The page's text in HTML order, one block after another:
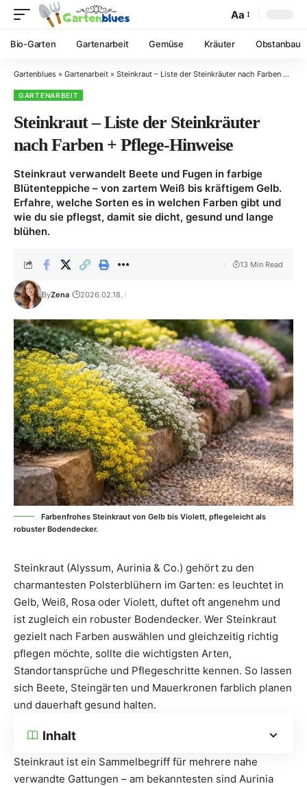
Aa
Bio-Garten Gartenarbeit Gemüse Kräuter Obstanbau
Gartenblues » Gartenarbeit » Steinkraut – Liste der Steinkräuter nach Farben + Pflege-Hinweise
GARTENARBEIT
Steinkraut – Liste der Steinkräuter
nach Farben + Pflege-Hinweise
Steinkraut verwandelt Beete und Fugen in farbige
Blütenteppiche – von zartem Weiß bis kräftigem Gelb.
Erfahre, welche Sorten es in welchen Farben gibt und
wie du sie pflegst, damit sie dicht, gesund und lange
blühen.
ByZena 2026.02.18.
13 Min Read
Farbenfrohes Steinkraut von Gelb bis Violett, pflegeleicht als
robuster Bodendecker.
Steinkraut (Alyssum, Aurinia & Co.) gehört zu den
charmantesten Polsterblühern im Garten: es leuchtet in
Gelb, Weiß, Rosa oder Violett, duftet oft angenehm und
ist zugleich ein robuster Bodendecker. Wer Steinkraut
gezielt nach Farben auswählen und gleichzeitig richtig
pflegen möchte, sollte die wichtigsten Arten,
Standortansprüche und Pflegeschritte kennen. So lassen
sich Beete, Steingärten und Mauerkronen farblich planen
und dauerhaft gesund halten.
Inhalt
Steinkraut ist ein Sammelbegriff für mehrere nahe
verwandte Gattungen – am bekanntesten sind Aurinia